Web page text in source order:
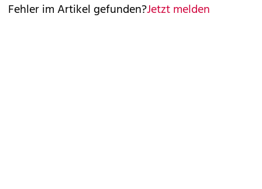
Fehler im Artikel gefunden?Jetzt melden